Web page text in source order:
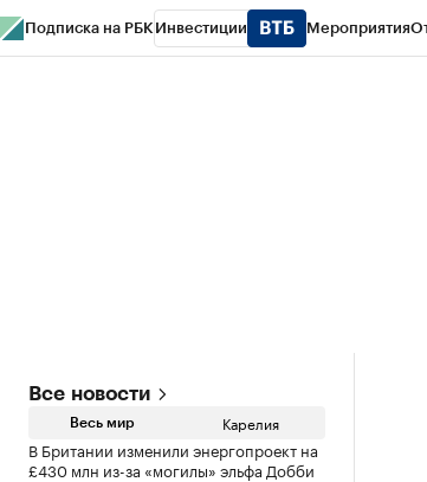
Подписка на РБК Инвестиции Мероприятия
Все новости
Весь мир Карелия
В Британии изменили энергопроект на
£430 млн из-за «могилы» эльфа Добби